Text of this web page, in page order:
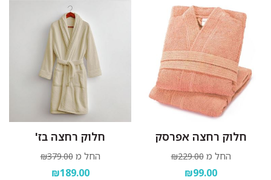
חלוק רחצה אפרסק
החל מ ₪229.00
₪99.00
חלוק רחצה בז'
החל מ ₪379.00
₪189.00